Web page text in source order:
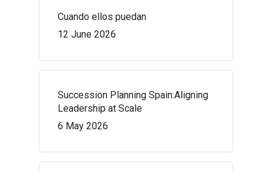
Cuando ellos puedan
12 June 2026
Succession Planning Spain:Aligning
Leadership at Scale
6 May 2026